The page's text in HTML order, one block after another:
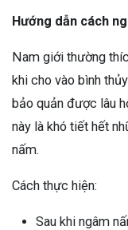
Hướng dẫn cách
Nam giới thường
khi cho vào bình
bảo quản được lâu
này là khó tiết hết
nấm.
Cách thực hiện:
Sau khi ngâm